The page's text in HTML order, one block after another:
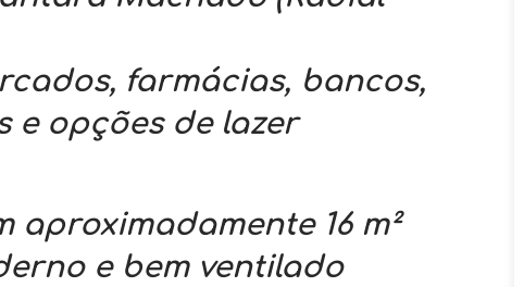
farmácias, bancos,
e opções de lazer
aproximadamente 16 m²
e bem ventilado